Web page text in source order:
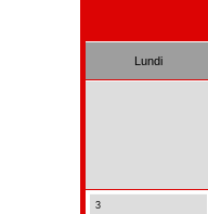
Lundi
3